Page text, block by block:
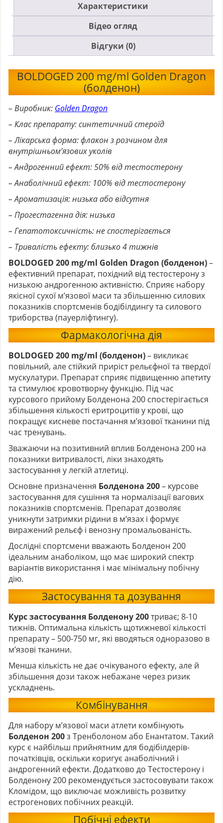
Характеристики
Відео огляд
Відгуки (0)
BOLDOGED 200 mg/ml Golden Dragon
(болденон)
– Виробник: Golden Dragon
– Клас препарату: синтетичний стероїд
– Лікарська форма: флакон з розчином для
внутрішньом’язових уколів
– Андрогенний ефект: 50% від тестостерону
– Анаболічний ефект: 100% від тестостерону
– Ароматизація: низька або відсутня
– Прогестагенна дія: низька
– Гепатотоксичність: не спостерігається
– Тривалість ефекту: близько 4 тижнів
BOLDOGED 200 mg/ml Golden Dragon (болденон)–
ефективний препарат, похідний від тестостерону з
низькою андрогенною активністю. Сприяє набору
якісної сухої м’язової маси та збільшенню силових
показників спортсменів бодібілдингу та силового
триборства (пауерліфтингу).
Фармакологічна дія
BOLDOGED 200 mg/ml (болденон)– викликає
повільний, але стійкий приріст рельєфної та твердої
мускулатури. Препарат сприяє підвищенню апетиту
та стимулює кровотворну функцію. Під час
курсового прийому Болденона 200 спостерігається
збільшення кількості еритроцитів у крові, що
покращує кисневе постачання м’язової тканини під
час тренувань.
Зважаючи на позитивний вплив Болденона 200 на
показники витривалості, ліки знаходять
застосування у легкій атлетиці.
Основне призначення Болденона 200– курсове
застосування для сушіння та нормалізації вагових
показників спортсменів. Препарат дозволяє
уникнути затримки рідини в м’язах і формує
виражений рельєф і венозну промальованість.
Дослідні спортсмени вважають Болденон 200
ідеальним анаболіком, що має широкий спектр
варіантів використання і має мінімальну побічну
дію.
Застосування та дозування
Курс застосування Болденону 200триває; 8-10
тижнів. Оптимальна кількість щотижневої кількості
препарату – 500-750 мг, які вводяться одноразово в
м’язові тканини.
Менша кількість не дає очікуваного ефекту, але й
збільшення дози також небажане через ризик
ускладнень.
Комбінування
Для набору м’язової маси атлети комбінують
Болденон 200з Тренболоном або Енантатом. Такий
курс є найбільш прийнятним для бодібілдерів-
початківців, оскільки коригує анаболічний і
андрогенний ефекти. Додатково до Тестостерону і
Болденону 200 рекомендується застосовувати також
Кломідом, що виключає можливість розвитку
естрогенових побічних реакцій.
Побічні ефекти